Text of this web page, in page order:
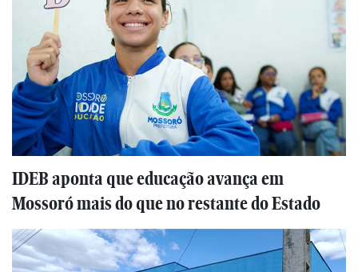
IDEB aponta que educação avança em
Mossoró mais do que no restante do Estado